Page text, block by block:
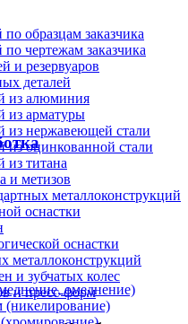
омеднение)
(никелирование)
образцам заказчика
чертежам заказчика
и резервуаров
деталей
из алюминия
из арматуры
из нержавеющей стали
из оцинкованной стали
из титана
и метизов
металлоконструкций
оснастки
оснастки
металлоконструкций
и зубчатых колес
и пресс-форм